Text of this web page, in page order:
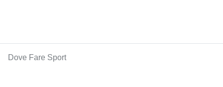
Dove Fare Sport